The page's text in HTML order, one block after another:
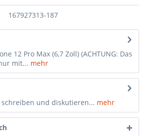
167927313-187
12 Pro Max (6,7 Zoll) (ACHTUNG: Das
mit... mehr
und diskutieren... mehr